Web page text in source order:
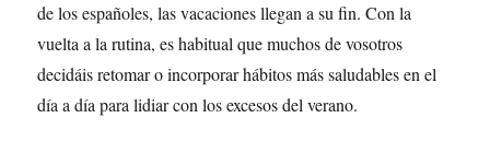
de los españoles, las vacaciones llegan a su fin. Con la
vuelta a la rutina, es habitual que muchos de vosotros
decidáis retomar o incorporar hábitos más saludables en el
día a día para lidiar con los excesos del verano.